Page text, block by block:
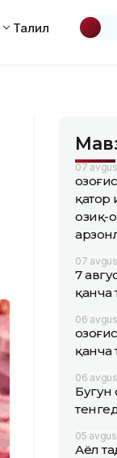
Таҳлил
07
қатор
озиқ-
07
7
қанча
06
қанча
06
Бугун
05
Аёл